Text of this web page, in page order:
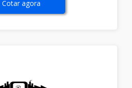
Cotar agora